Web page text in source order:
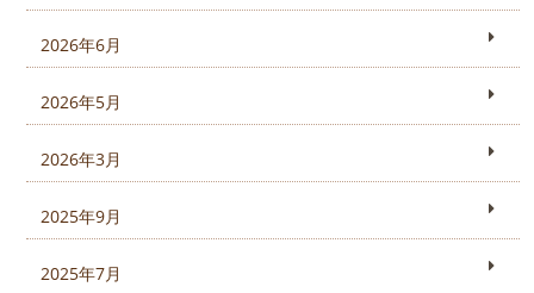
2026年6月
2026年5月
2026年3月
2025年9月
2025年7月